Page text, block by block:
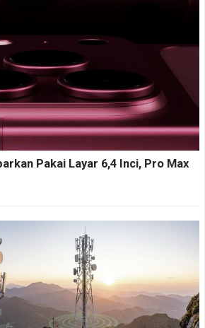
Pakai Layar 6,4 Inci, Pro Max